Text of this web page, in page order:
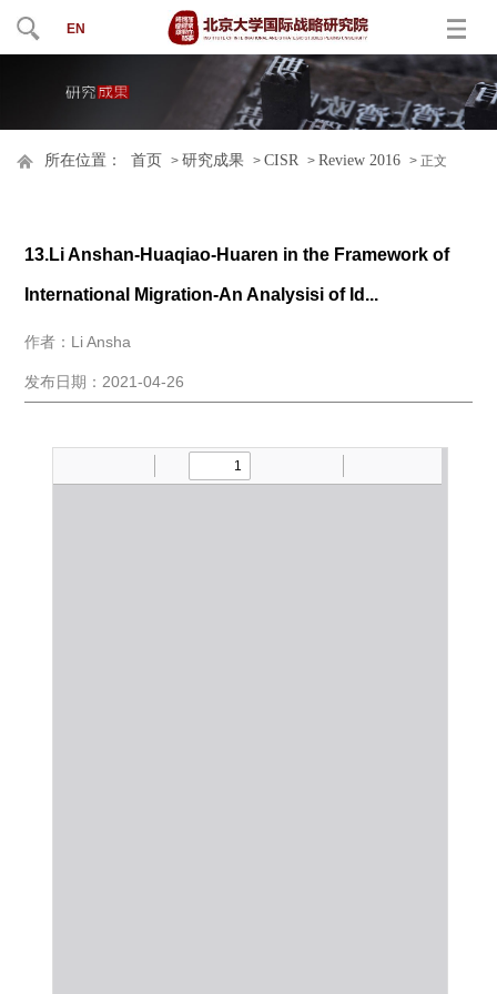
EN
所在位置： 首页 >研究成果 >CISR >Review 2016 > 正文
13.Li Anshan-Huaqiao-Huaren in the Framework of
International Migration-An Analysisi of Id...
作者：Li Ansha
发布日期：2021-04-26